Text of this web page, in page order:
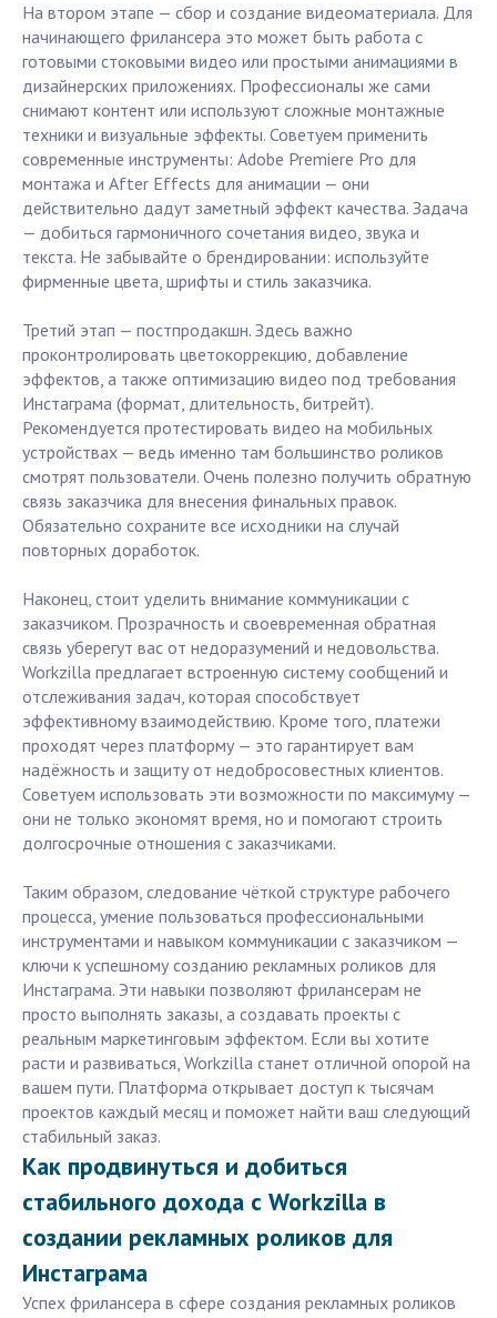
На втором этапе — сбор и создание видеоматериала. Для
начинающего фрилансера это может быть работа с
готовыми стоковыми видео или простыми анимациями в
дизайнерских приложениях. Профессионалы же сами
снимают контент или используют сложные монтажные
техники и визуальные эффекты. Советуем применить
современные инструменты: Adobe Premiere Pro для
монтажа и After Effects для анимации — они
действительно дадут заметный эффект качества. Задача
— добиться гармоничного сочетания видео, звука и
текста. Не забывайте о брендировании: используйте
фирменные цвета, шрифты и стиль заказчика.
Третий этап — постпродакшн. Здесь важно
проконтролировать цветокоррекцию, добавление
эффектов, а также оптимизацию видео под требования
Инстаграма (формат, длительность, битрейт).
Рекомендуется протестировать видео на мобильных
устройствах — ведь именно там большинство роликов
смотрят пользователи. Очень полезно получить обратную
связь заказчика для внесения финальных правок.
Обязательно сохраните все исходники на случай
повторных доработок.
Наконец, стоит уделить внимание коммуникации с
заказчиком. Прозрачность и своевременная обратная
связь уберегут вас от недоразумений и недовольства.
Workzilla предлагает встроенную систему сообщений и
отслеживания задач, которая способствует
эффективному взаимодействию. Кроме того, платежи
проходят через платформу — это гарантирует вам
надёжность и защиту от недобросовестных клиентов.
Советуем использовать эти возможности по максимуму —
они не только экономят время, но и помогают строить
долгосрочные отношения с заказчиками.
Таким образом, следование чёткой структуре рабочего
процесса, умение пользоваться профессиональными
инструментами и навыком коммуникации с заказчиком —
ключи к успешному созданию рекламных роликов для
Инстаграма. Эти навыки позволяют фрилансерам не
просто выполнять заказы, а создавать проекты с
реальным маркетинговым эффектом. Если вы хотите
расти и развиваться, Workzilla станет отличной опорой на
вашем пути. Платформа открывает доступ к тысячам
проектов каждый месяц и поможет найти ваш следующий
стабильный заказ.
Как продвинуться и добиться
стабильного дохода с Workzilla в
создании рекламных роликов для
Инстаграма
Успех фрилансера в сфере создания рекламных роликов